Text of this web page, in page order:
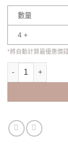
數量
4 +
*將自動計算最優惠價
Cooper Vision